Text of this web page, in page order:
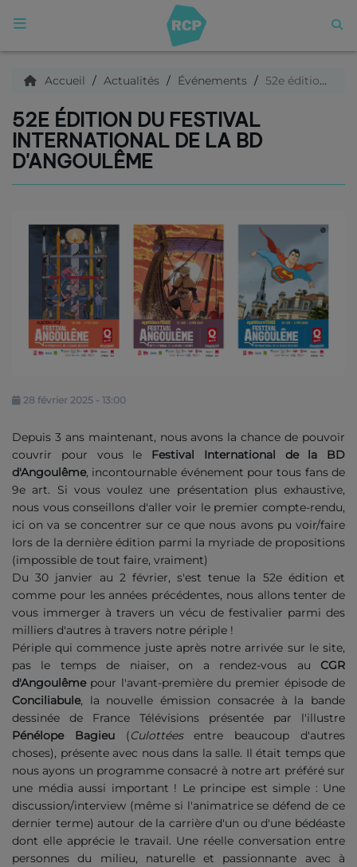
ACCUEIL
Qui sommes nous ?
Podcasts
C'est quoi ce titre ?
Archives
Se connecter
Accueil Actualités Événements 52e édition du Festival International de la BD d'Angoulême
52E ÉDITION DU FESTIVAL
INTERNATIONAL DE LA BD
D'ANGOULÊME
28 février 2025 - 13:00
Depuis 3 ans maintenant, nous avons la chance de pouvoir
couvrir pour vous le Festival International de la BD
d'Angoulême, incontournable événement pour tous fans de
9e art. Si vous voulez une présentation plus exhaustive,
nous vous conseillons d'aller voir le premier compte-rendu,
ici on va se concentrer sur ce que nous avons pu voir/faire
lors de la dernière édition parmi la myriade de propositions
(impossible de tout faire, vraiment)
Du 30 janvier au 2 février, s'est tenue la 52e édition et
comme pour les années précédentes, nous allons tenter de
vous immerger à travers un vécu de festivalier parmi des
milliers d'autres à travers notre périple !
Périple qui commence juste après notre arrivée sur le site,
pas le temps de niaiser, on a rendez-vous au CGR
d'Angoulêmepour l'avant-première du premier épisode de
Conciliabule, la nouvelle émission consacrée à la bande
dessinée de France Télévisions présentée par l'illustre
Pénélope Bagieu(Culottéesentre beaucoup d'autres
choses), présente avec nous dans la salle. Il était temps que
nous ayons un programme consacré à notre art préféré sur
une média aussi important ! Le principe est simple : Une
discussion/interview (même si l'animatrice se défend de ce
dernier terme) autour de la carrière d'un ou d'une bédéaste
dont elle apprécie le travail. Une réelle conversation entre
personnes du milieu, naturelle et passionnante avec à